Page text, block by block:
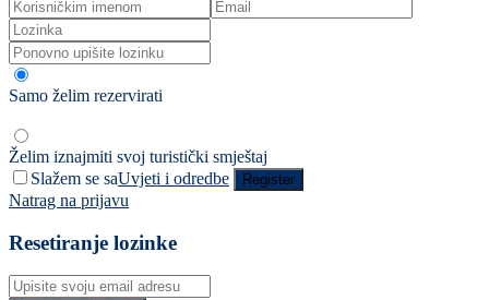
Samo želim rezervirati
Želim iznajmiti svoj turistički smještaj
Slažem se saUvjeti i odredbe Register
Natrag na prijavu
Resetiranje lozinke